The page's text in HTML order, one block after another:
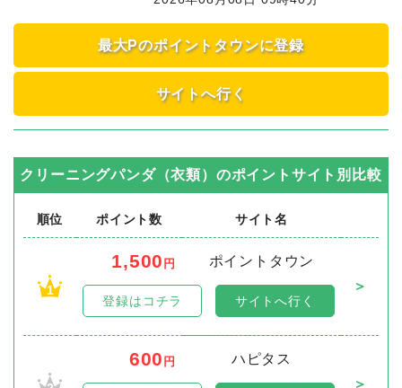
最大Pのポイントタウンに登録
サイトへ行く
クリーニングパンダ（衣類） のポイントサイト別比較
順位 ポイント数 サイト名
1
1,500 円
ポイントタウン
＞
登録はコチラ サイトへ行く
600 円
ハピタス
＞